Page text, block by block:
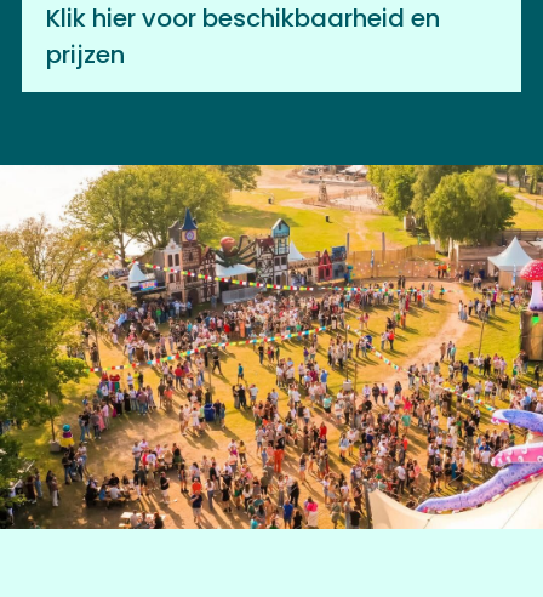
Klik hier voor beschikbaarheid en
prijzen